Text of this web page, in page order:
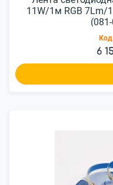
11W/1м RGB 7Lm/
6